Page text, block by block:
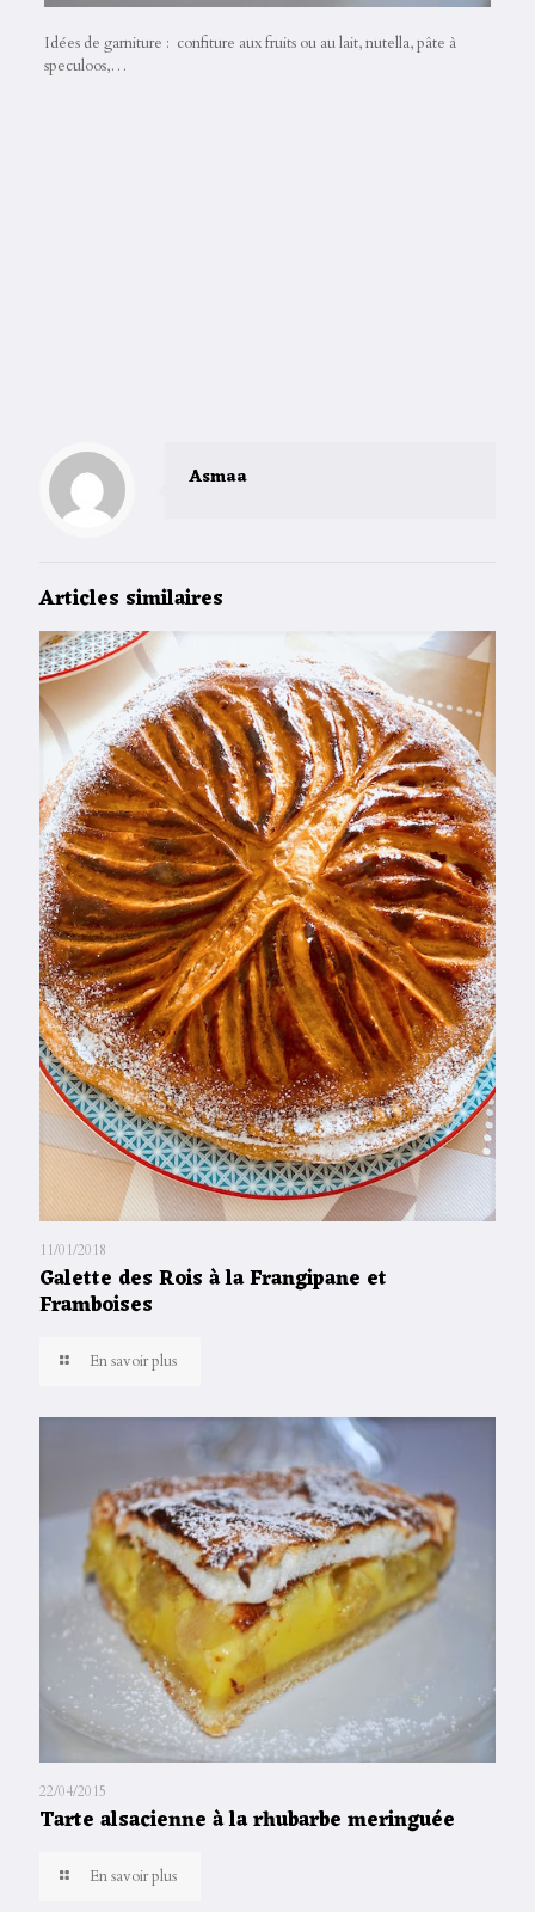
Idées de garniture : confiture aux fruits ou au lait, nutella, pâte à
speculoos,…
Asmaa
Articles similaires
11/01/2018
Galette des Rois à la Frangipane et
Framboises
En savoir plus
22/04/2015
Tarte alsacienne à la rhubarbe meringuée
En savoir plus